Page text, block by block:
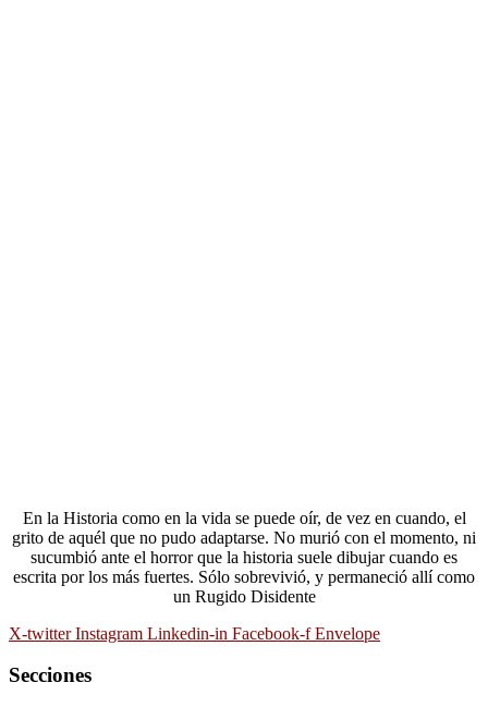
En la Historia como en la vida se puede oír, de vez en cuando, el
grito de aquél que no pudo adaptarse. No murió con el momento, ni
sucumbió ante el horror que la historia suele dibujar cuando es
escrita por los más fuertes. Sólo sobrevivió, y permaneció allí como
un Rugido Disidente
X-twitter Instagram Linkedin-in Facebook-f Envelope
Secciones